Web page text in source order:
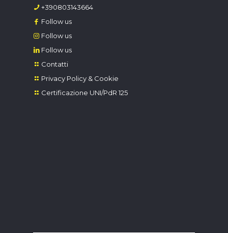
+390803143664
Follow us
Follow us
Follow us
Contatti
Privacy Policy & Cookie
Certificazione UNI/PdR 125